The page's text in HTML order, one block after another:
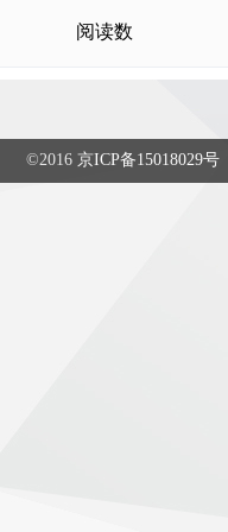
阅读数
©2016 京ICP备15018029号